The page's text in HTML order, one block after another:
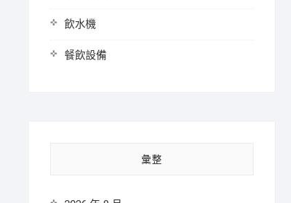
飲水機
餐飲設備
彙整